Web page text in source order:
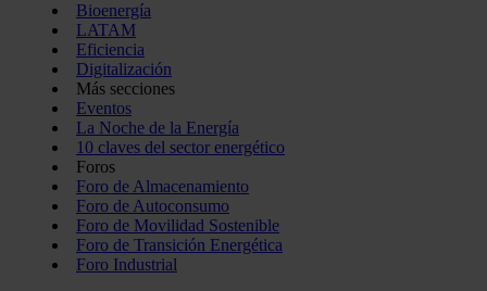
Bioenergía
LATAM
Eficiencia
Digitalización
Más secciones
Eventos
La Noche de la Energía
10 claves del sector energético
Foros
Foro de Almacenamiento
Foro de Autoconsumo
Foro de Movilidad Sostenible
Foro de Transición Energética
Foro Industrial